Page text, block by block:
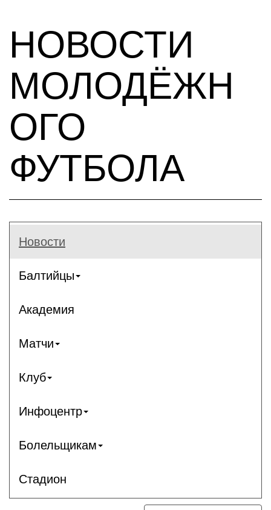
НОВОСТИ
МОЛОДЁЖН
ОГО
ФУТБОЛА
Новости
Балтийцы
Академия
Матчи
Клуб
Инфоцентр
Болельщикам
Стадион